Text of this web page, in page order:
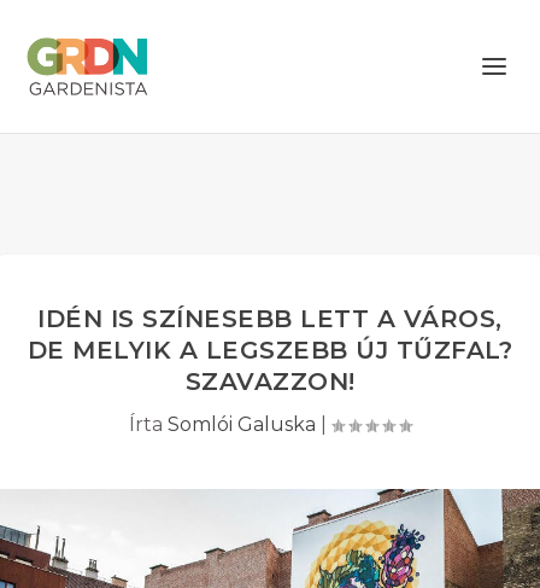
IDÉN IS SZÍNESEBB LETT A VÁROS,
DE MELYIK A LEGSZEBB ÚJ TŰZFAL?
SZAVAZZON!
Írta Somlói Galuska